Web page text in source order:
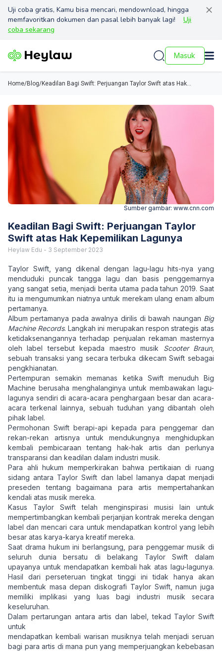
Uji coba gratis, Kamu bisa mencari, mendownload, hingga
memfavoritkan dokumen dan pasal lebih banyak lagi!
Uji
coba sekarang
Masuk
Home/Blog/Keadilan Bagi Swift: Perjuangan Taylor Swift atas Hak
Sumber gambar: www.cnn.com
Keadilan Bagi Swift: Perjuangan Taylor
Swift atas Hak Kepemilikan Lagunya
Heylaw Edu - 3 September 2023
Taylor Swift, yang dikenal dengan lagu-lagu hits-nya yang
menduduki puncak tangga lagu dan basis penggemarnya
yang sangat setia, menjadi berita utama pada tahun 2019. Saat
itu ia mengumumkan niatnya untuk merekam ulang enam album
pertamanya.
Album pertamanya pada awalnya dirilis di bawah naungan Big
Machine Records. Langkah ini merupakan respon strategis atas
ketidaksenangannya terhadap penjualan rekaman masternya
oleh label tersebut kepada maestro musik Scooter Braun,
sebuah transaksi yang secara terbuka dikecam Swift sebagai
pengkhianatan.
Pertempuran semakin memanas ketika Swift menuduh Big
Machine berusaha menghalanginya untuk membawakan lagu-
lagunya sendiri di acara-acara penghargaan besar dan acara-
acara terkenal lainnya, sebuah tuduhan yang dibantah oleh
pihak label.
Permohonan Swift berapi-api kepada para penggemar dan
rekan-rekan artisnya untuk mendukungnya menghidupkan
kembali pembicaraan tentang hak-hak artis dan perlunya
transparansi dan keadilan dalam industri musik.
Para ahli hukum memperkirakan bahwa pertikaian di ruang
sidang antara Taylor Swift dan label lamanya dapat menjadi
preseden tentang bagaimana para artis mempertahankan
kendali atas musik mereka.
Kasus Taylor Swift telah menginspirasi musisi lain untuk
mempertimbangkan kembali perjanjian kontrak mereka dengan
label dan mencari cara untuk mendapatkan kontrol yang lebih
besar atas karya-karya kreatif mereka.
Saat drama hukum ini berlangsung, para penggemar musik di
seluruh dunia bersatu di belakang Taylor Swift dalam
upayanya untuk mendapatkan kembali hak atas lagu-lagunya.
Hasil dari perseteruan tingkat tinggi ini tidak hanya akan
membentuk masa depan diskografi Taylor Swift, namun juga
memiliki implikasi yang luas bagi industri musik secara
keseluruhan.
Dalam pertarungan antara artis dan label, tekad Taylor Swift
untuk
mendapatkan kembali warisan musiknya telah menjadi seruan
bagi para artis di mana pun yang memperjuangkan kebebasan